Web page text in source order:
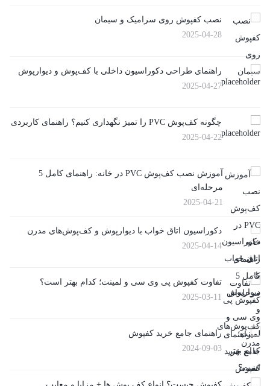
نصب کفپوش روی سرامیک و سیمان
2025-04-28
راهنمای طراحی دکوراسیون داخلی با کف‌پوش و دیوارپوش
2025-04-27
چگونه کف‌پوش PVC را تمیز نگهداری کنیم؟ راهنمای کاربردی
2025-04-22
آموزش نصب کف‌پوش PVC در خانه: راهنمای کامل 5
مرحله‌ای
2025-04-21
دکوراسیون اتاق خواب با دیوارپوش و کف‌پوش‌های مدرن
2025-04-14
تفاوت کفپوش پی وی سی و لمینت؛ کدام بهتر است؟
2025-03-11
راهنمای جامع خرید کفپوش
2024-09-03